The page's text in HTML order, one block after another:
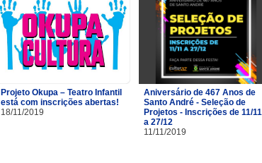
Projeto Okupa – Teatro Infantil
está com inscrições abertas!
18/11/2019
Aniversário de 467 Anos de
Santo André - Seleção de
Projetos - Inscrições de 11/11
a 27/12
11/11/2019